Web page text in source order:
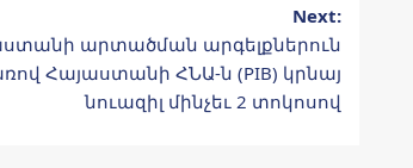
Next:
արտածման արգելքներուն
Հայաստանի ՀՆԱ-ն (PIB) կրնայ
նուազիլ մինչեւ 2 տոկոսով